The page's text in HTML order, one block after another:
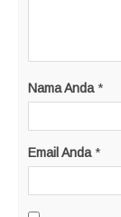
Nama Anda *
Email Anda *